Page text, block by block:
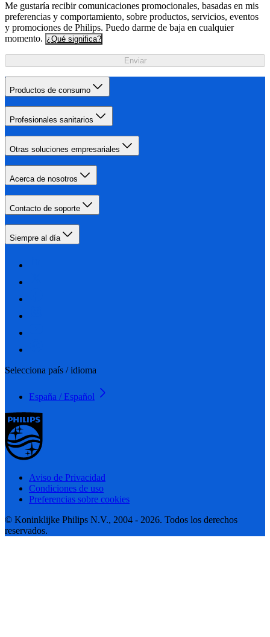
Me gustaría recibir comunicaciones promocionales, basadas en mis
preferencias y comportamiento, sobre productos, servicios, eventos
y promociones de Philips. Puedo darme de baja en cualquier
momento. ¿Qué significa?
Enviar
Productos de consumo
Profesionales sanitarios
Otras soluciones empresariales
Acerca de nosotros
Contacto de soporte
Siempre al día
Selecciona país / idioma
España / Español
Aviso de Privacidad
Condiciones de uso
Preferencias sobre cookies
© Koninklijke Philips N.V., 2004 - 2026. Todos los derechos
reservados.